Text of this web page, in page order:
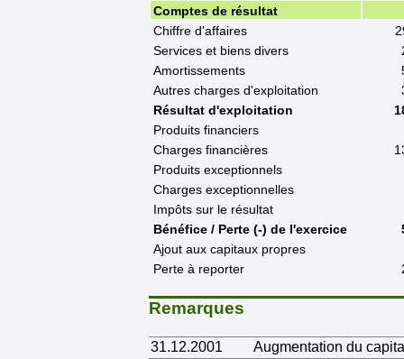
Comptes de résultat
Chiffre d'affaires
Services et biens divers
Amortissements
Autres charges d'exploitation
Résultat d'exploitation
Produits financiers
Charges financières
Produits exceptionnels
Charges exceptionnelles
Impôts sur le résultat
Bénéfice / Perte (-) de l'exercice
Ajout aux capitaux propres
Perte à reporter
Remarques
31.12.2001
Augmentation du